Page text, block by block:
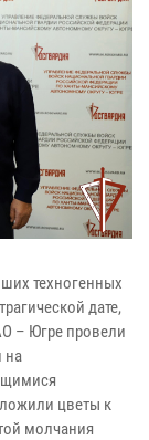
техногенных
дате,
– Югре провели
на
цветы к
молчания